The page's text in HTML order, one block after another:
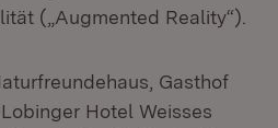
(„Augmented Reality“).
Gasthof
Hotel Weisses